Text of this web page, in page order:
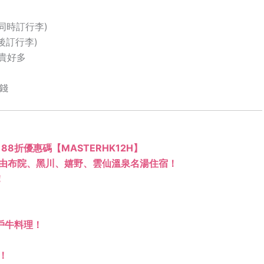
時訂行李)
訂行李)
好多
折優惠碼【MASTERHK12H】
院、黑川、嬉野、雲仙溫泉名湯住宿！
料理！